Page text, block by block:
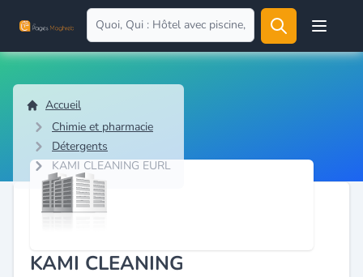
Open
Accueil
Chimie et pharmacie
Détergents
KAMI CLEANING EURL
KAMI CLEANING